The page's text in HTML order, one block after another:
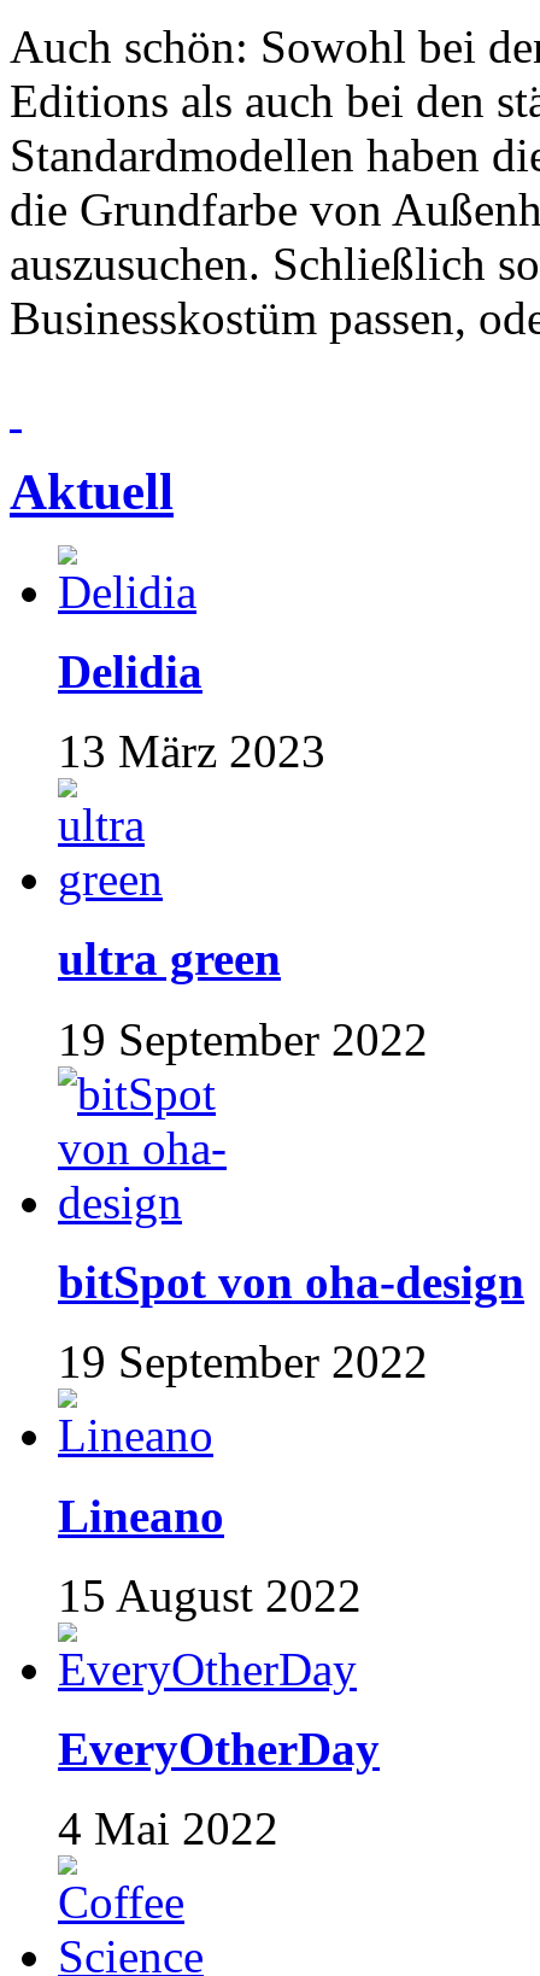
Auch schön: Sowohl bei
Editions als auch bei den
Standardmodellen haben
die Grundfarbe von
auszusuchen. Schließlich
Businesskostüm passen,
Aktuell
Delidia
13 März 2023
ultra green
19 September 2022
bitSpot von oha-design
19 September 2022
Lineano
15 August 2022
EveryOtherDay
4 Mai 2022